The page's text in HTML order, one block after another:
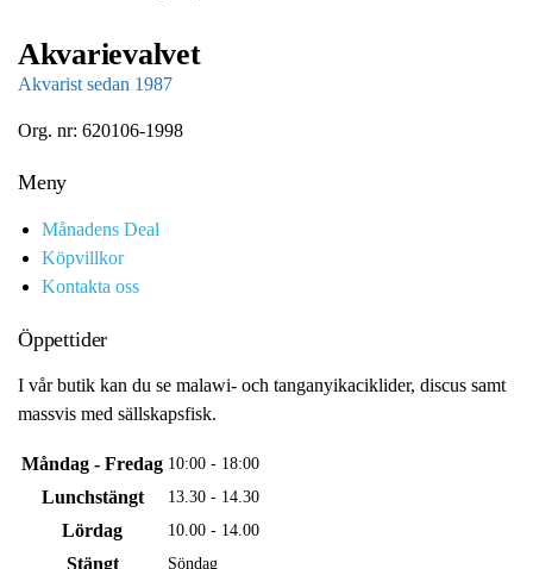
Akvarievalvet
Akvarist sedan 1987
Org. nr: 620106-1998
Meny
Månadens Deal
Köpvillkor
Kontakta oss
Öppettider
I vår butik kan du se malawi- och tanganyikaciklider, discus samt
massvis med sällskapsfisk.
Måndag - Fredag 10:00 - 18:00
Lunchstängt 13.30 - 14.30
Lördag 10.00 - 14.00
Stängt Söndag